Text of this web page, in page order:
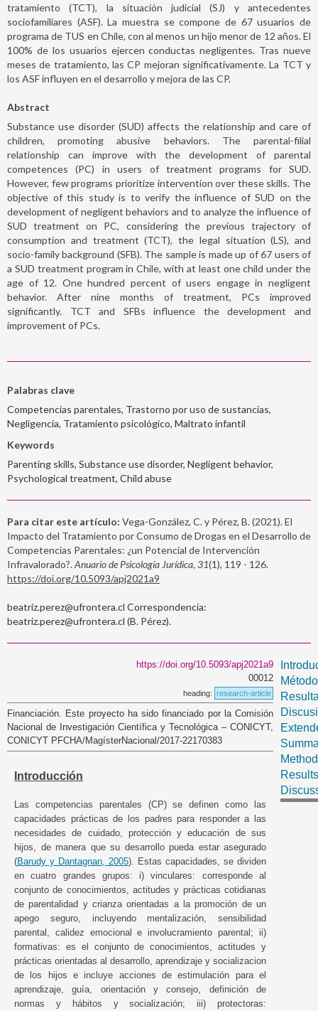
tratamiento (TCT), la situación judicial (SJ) y antecedentes
sociofamiliares (ASF). La muestra se compone de 67 usuarios de
programa de TUS en Chile, con al menos un hijo menor de 12 años. El
100% de los usuarios ejercen conductas negligentes. Tras nueve
meses de tratamiento, las CP mejoran significativamente. La TCT y
los ASF influyen en el desarrollo y mejora de las CP.
Abstract
Substance use disorder (SUD) affects the relationship and care of
children, promoting abusive behaviors. The parental-filial
relationship can improve with the development of parental
competences (PC) in users of treatment programs for SUD.
However, few programs prioritize intervention over these skills. The
objective of this study is to verify the influence of SUD on the
development of negligent behaviors and to analyze the influence of
SUD treatment on PC, considering the previous trajectory of
consumption and treatment (TCT), the legal situation (LS), and
socio-family background (SFB). The sample is made up of 67 users of
a SUD treatment program in Chile, with at least one child under the
age of 12. One hundred percent of users engage in negligent
behavior. After nine months of treatment, PCs improved
significantly. TCT and SFBs influence the development and
improvement of PCs.
Palabras clave
Competencias parentales, Trastorno por uso de sustancias,
Negligencia, Tratamiento psicológico, Maltrato infantil
Keywords
Parenting skills, Substance use disorder, Negligent behavior,
Psychological treatment, Child abuse
Para citar este artículo: Vega-González, C. y Pérez, B. (2021). El
Impacto del Tratamiento por Consumo de Drogas en el Desarrollo de
Competencias Parentales: ¿un Potencial de Intervención
Infravalorado?.Anuario de Psicología Jurídica, 31(1), 119 - 126.
https://doi.org/10.5093/apj2021a9
beatriz.perez@ufrontera.cl Correspondencia:
beatriz.perez@ufrontera.cl (B. Pérez).
https://doi.org/10.5093/apj2021a9
00012
heading: research-article
Financiación. Este proyecto ha sido financiado por la Comisión
Nacional de Investigación Científica y Tecnológica – CONICYT,
CONICYT PFCHA/MagísterNacional/2017-22170383
Introducción
Las competencias parentales (CP) se definen como las
capacidades prácticas de los padres para responder a las
necesidades de cuidado, protección y educación de sus
hijos, de manera que su desarrollo pueda estar asegurado
(Barudy y Dantagnan, 2005). Estas capacidades, se dividen
en cuatro grandes grupos: i) vinculares: corresponde al
conjunto de conocimientos, actitudes y prácticas cotidianas
de parentalidad y crianza orientadas a la promoción de un
apego seguro, incluyendo mentalización, sensibilidad
parental, calidez emocional e involucramiento parental; ii)
formativas: es el conjunto de conocimientos, actitudes y
prácticas orientadas al desarrollo, aprendizaje y socializacion
de los hijos e incluye acciones de estimulación para el
aprendizaje, guía, orientación y consejo, definición de
normas y hábitos y socialización; iii) protectoras:
Método
Method
Results